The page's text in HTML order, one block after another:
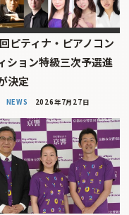
ピティナ・ピアノコン
ション特級三次予選進
決定
NEWS 2026年7月27日